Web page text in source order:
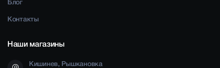
Блог
Контакты
Наши магазины
Кишинев, Рышкановка